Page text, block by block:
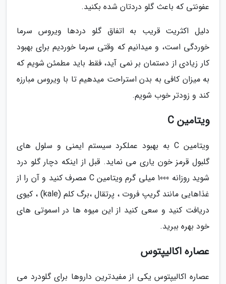
عفونتی که باعث گلو دردتان شده بکنید.
دلیل اکثریت قریب به اتفاق گلو دردها ویروس سرما
خوردگی است، و میدانیم که وقتی سرما خوردیم برای بهبود
کار زیادی از دستمان بر نمی آید، فقط باید مطمئن شویم که
به میزان کافی به بدن استراحت میدهیم تا با ویروس مبارزه
کند و زودتر خوب شویم.
ویتامین C
ویتامین C به بهبود عملکرد سیستم ایمنی و سلول های
گلبول قرمز خون یاری می نماید. قبل از اینکه دچار گلو درد
شوید روزانه 1000 میلی گرم ویتامین C مصرف کنید و آن را از
غذاهایی مانند گریپ فروت ، پرتقال ،برگ کلم (kale) ، کیوی
دریافت کنید و سعی کنید از این میوه ها در اسموتی های
خود بهره ببرید.
عصاره اکالیپتوس
عصاره اکالیپتوس یکی از مفیدترین داروها برای گلودرد می